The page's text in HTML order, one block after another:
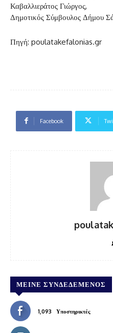
Καβαλλιεράτος Γιώργος,
Δημοτικός Σύμβουλος Δήμου
Πηγή: poulatakefalonias.gr
Facebook
ΜΕΊΝΕ ΣΥΝΔΕΔΕΜΈΝΟΣ
1,093 Υποστηρικτές